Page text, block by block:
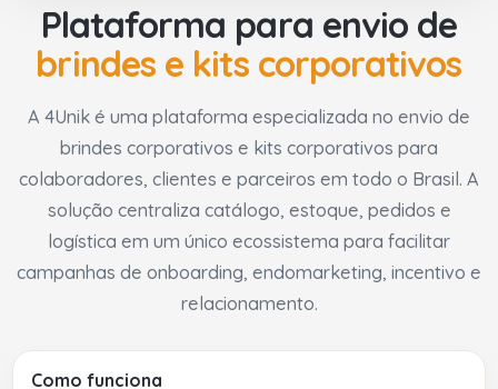
Plataforma para envio de
brindes e kits corporativos
A 4Unik é uma plataforma especializada no envio de
brindes corporativos e kits corporativos para
colaboradores, clientes e parceiros em todo o Brasil. A
solução centraliza catálogo, estoque, pedidos e
logística em um único ecossistema para facilitar
campanhas de onboarding, endomarketing, incentivo e
relacionamento.
Como funciona